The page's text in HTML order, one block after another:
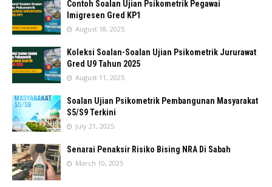
Contoh Soalan Ujian Psikometrik Pegawai
Imigresen Gred KP1
August 18, 2025
Koleksi Soalan-Soalan Ujian Psikometrik Jururawat
Gred U9 Tahun 2025
August 11, 2025
Soalan Ujian Psikometrik Pembangunan Masyarakat
S5/S9 Terkini
July 21, 2025
Senarai Penaksir Risiko Bising NRA Di Sabah
March 10, 2025